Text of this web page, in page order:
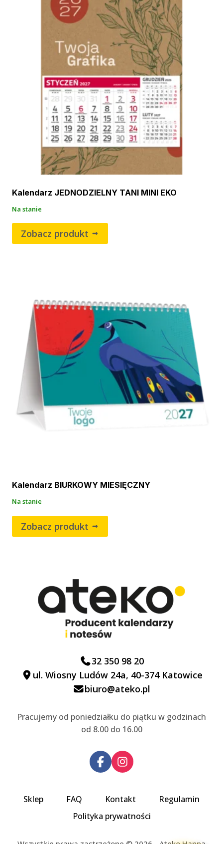
Kalendarz JEDNODZIELNY TANI MINI EKO
Na stanie
Zobacz produkt
Kalendarz BIURKOWY MIESIĘCZNY
Na stanie
Zobacz produkt
32 350 98 20
ul. Wiosny Ludów 24a, 40-374 Katowice
biuro@ateko.pl
Pracujemy od poniedziałku do piątku w godzinach
od 8.00 do 16.00
Sklep FAQ Kontakt
Regulamin
Polityka prywatności